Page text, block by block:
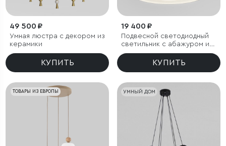
49 500 ₽
Умная люстра с декором из
керамики
КУПИТЬ
19 400 ₽
Подвесной светодиодный
светильник с абажуром из
ткани
КУПИТЬ
ТОВАРЫ ИЗ ЕВРОПЫ УМНЫЙ ДОМ